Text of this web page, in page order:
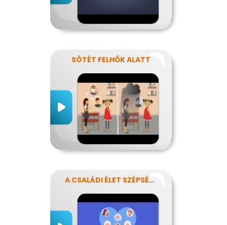
SÖTÉT FELHŐK ALATT
A CSALÁDI ÉLET SZÉPSÉGEI ÉS NEHÉZSÉGEI